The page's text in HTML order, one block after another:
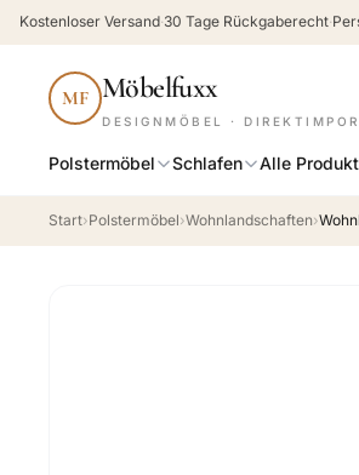
Kostenloser Versand·30 Tage Rückgaberecht·
MF Möbelfuxx
DESIGNMÖBEL ·
Polstermöbel Schlafen Alle
Start›Polstermöbel›Wohnlandschaften›